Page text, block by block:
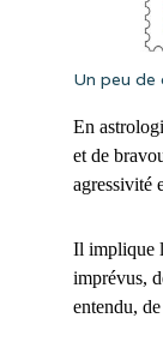
Un peu
En
et de
agressivité
Il implique
imprévus,
entendu,